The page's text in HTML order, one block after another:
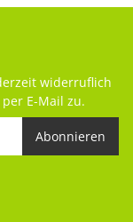
widerruflich
E-Mail zu.
Abonnieren